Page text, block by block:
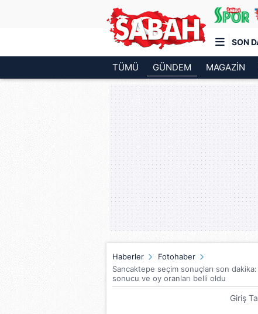
SON
Türkiye'nin en iyi haber sitesi
TÜMÜ GÜNDEM MAGAZİN
Haberler
Fotohaber
Sancaktepe seçim sonuçları son
sonucu ve oy oranları belli oldu
Giriş